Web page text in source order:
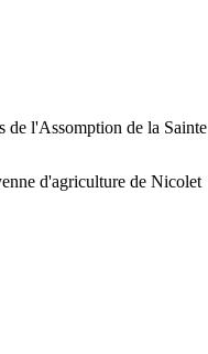
de l'Assomption de la Sainte
d'agriculture de Nicolet